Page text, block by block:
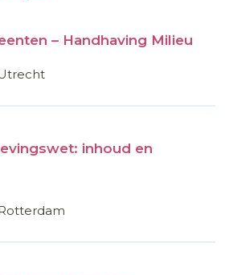
– Handhaving Milieu
utrecht
inhoud en
rotterdam